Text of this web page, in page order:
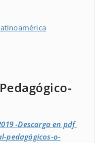
-Descarga en pdf
pedagógicos-o-